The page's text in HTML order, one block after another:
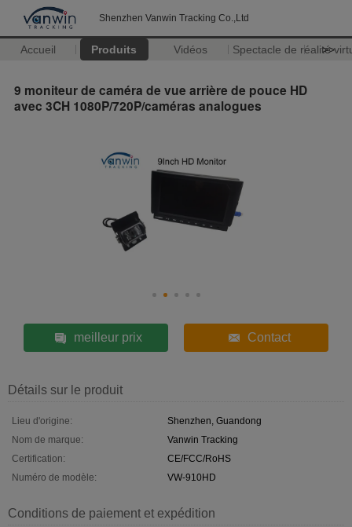
Shenzhen Vanwin Tracking Co.,Ltd
Accueil Produits Vidéos Spectacle de réalité
>>
9 moniteur de caméra de vue arrière de pouce HD
avec 3CH 1080P/720P/caméras analogues
meilleur prix Contact
Détails sur le produit
Lieu d'origine:
Shenzhen, Guandong
Nom de marque:
Vanwin Tracking
Certification:
CE/FCC/RoHS
Numéro de modèle:
VW-910HD
Conditions de paiement et expédition